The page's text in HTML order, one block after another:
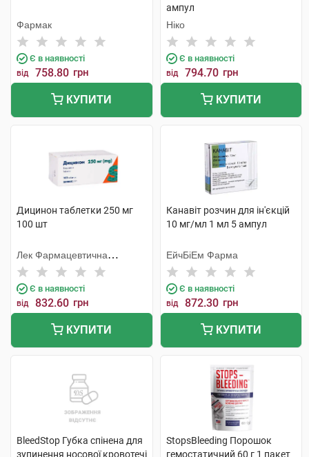
Фармак
Є в наявності
від 758.80 грн
КУПИТИ
ампул
Ніко
Є в наявності
від 794.70 грн
КУПИТИ
Дицинон таблетки 250 мг
100 шт
Лек Фармацевтична
компанія
Є в наявності
від 832.60 грн
КУПИТИ
Канавіт розчин для ін'єкцій
10 мг/мл 1 мл 5 ампул
ЕйчБіЕм Фарма
Є в наявності
від 872.30 грн
КУПИТИ
BleedStop Губка спінена для
зупинення носової кровотечі
StopsBleeding Порошок
гемостатичний 60 г 1 пакет